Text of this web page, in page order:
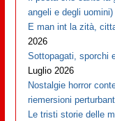
angeli e degli uomini)
E man int la zità,
2026
Sottopagati, sporchi
Luglio 2026
Nostalgie horror
riemersioni
Le tristi storie delle